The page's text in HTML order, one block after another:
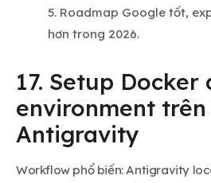
Roadmap Google tốt,
hơn trong 2026.
17. Setup Docker
environment trên
Antigravity
Workflow phổ biến: Antigravity